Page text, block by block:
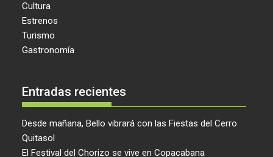
Cultura
Estrenos
Turismo
Gastronomía
Entradas recientes
Desde mañana, Bello vibrará con las Fiestas del Cerro
Quitasol
El Festival del Chorizo se vive en Copacabana